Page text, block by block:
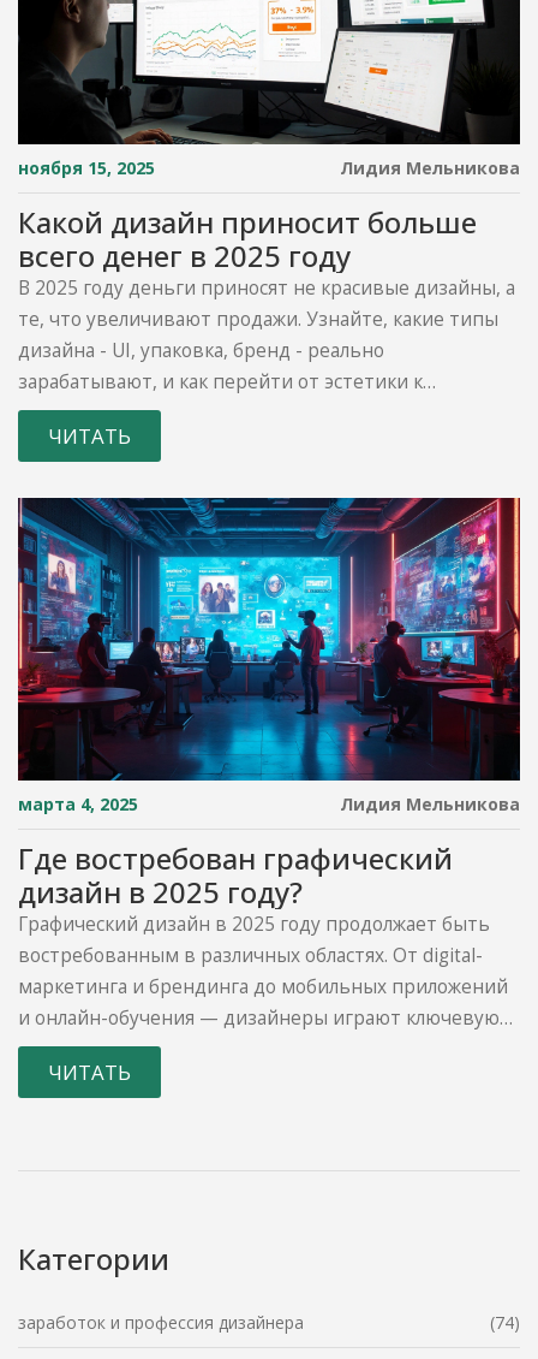
ноября 15, 2025 Лидия Мельникова
Какой дизайн приносит больше
всего денег в 2025 году
В 2025 году деньги приносят не красивые дизайны, а
те, что увеличивают продажи. Узнайте, какие типы
дизайна - UI, упаковка, бренд - реально
зарабатывают, и как перейти от эстетики к
результату.
ЧИТАТЬ
марта 4, 2025 Лидия Мельникова
Где востребован графический
дизайн в 2025 году?
Графический дизайн в 2025 году продолжает быть
востребованным в различных областях. От digital-
маркетинга и брендинга до мобильных приложений
и онлайн-обучения — дизайнеры играют ключевую
роль в создании визуального контента. Новые
технологии и изменения в пользовательских
ЧИТАТЬ
Категории
заработок и профессия дизайнера (74)